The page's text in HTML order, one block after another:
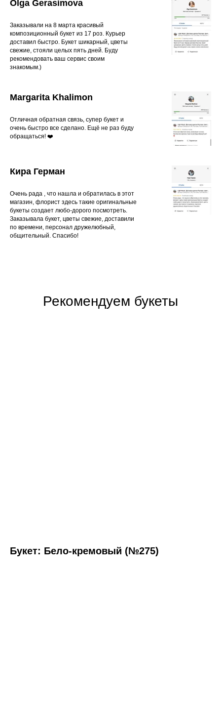
Olga Gerasimova
Заказывали на 8 марта красивый
композиционный букет из 17 роз. Курьер
доставил быстро. Букет шикарный, цветы
свежие, стояли целых пять дней. Буду
рекомендовать ваш сервис своим
знакомым.)
Margarita Khalimon
Отличная обратная связь, супер букет и
очень быстро все сделано. Ещё не раз буду
обращаться! ❤️
Кира Герман
Очень рада , что нашла и обратилась в этот
магазин, флорист здесь такие оригинальные
букеты создает любо-дорого посмотреть.
Заказывала букет, цветы свежие, доставили
по времени, персонал дружелюбный,
общительный. Спасибо!
Рекомендуем букеты
Букет: Бело-кремовый (№275)